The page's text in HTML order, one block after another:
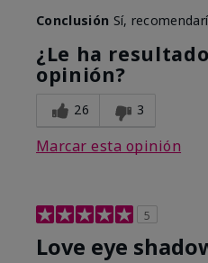
Conclusión Sí,
¿Le ha
opinión?
26 3
Marcar esta opinión
5
Love eye